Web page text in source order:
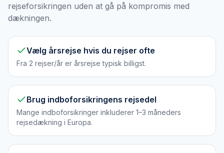
rejseforsikringen uden at gå på kompromis med
dækningen.
Vælg årsrejse hvis du rejser ofte
Fra 2 rejser/år er årsrejse typisk billigst.
Brug indboforsikringens rejsedel
Mange indboforsikringer inkluderer 1–3 måneders
rejsedækning i Europa.